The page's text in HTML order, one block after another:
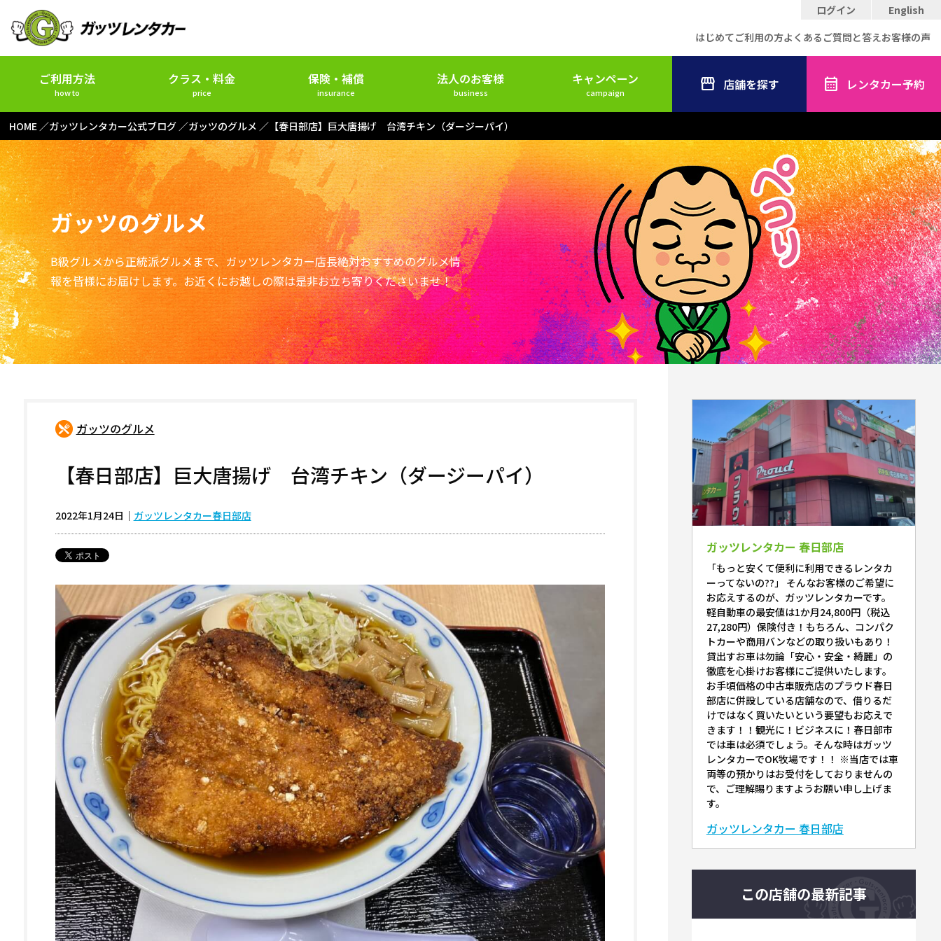
ログイン
English
はじめてご利用の方よくあるご質問と答えお客様の声
ご利用方法
how to
クラス・料金
price
保険・補償
insurance
法人のお客様
business
キャンペーン
campaign 店舗を探す レンタカー予約
HOME ガッツレンタカー公式ブログ ガッツのグルメ 【春日部店】巨大唐揚げ 台湾チキン（ダージーパイ）
ガッツのグルメ
B級グルメから正統派グルメまで、ガッツレンタカー店長絶対おすすめのグルメ情
報を皆様にお届けします。お近くにお越しの際は是非お立ち寄りくださいませ！
ガッツのグルメ
【春日部店】巨大唐揚げ 台湾チキン（ダージーパイ）
2022年1月24日 ｜ ガッツレンタカー春日部店
ガッツレンタカー 春日部店
「もっと安くて便利に利用できるレンタカ
ーってないの??」 そんなお客様のご希望に
お応えするのが、ガッツレンタカーです。
軽自動車の最安値は1か月24,800円（税込
27,280円）保険付き！もちろん、コンパク
トカーや商用バンなどの取り扱いもあり！
貸出すお車は勿論「安心・安全・綺麗」の
徹底を心掛けお客様にご提供いたします。
お手頃価格の中古車販売店のプラウド春日
部店に併設している店舗なので、借りるだ
けではなく買いたいという要望もお応えで
きます！！観光に！ビジネスに！春日部市
では車は必須でしょう。そんな時はガッツ
レンタカーでOK牧場です！！ ※当店では車
両等の預かりはお受付をしておりませんの
で、ご理解賜りますようお願い申し上げま
す。
ガッツレンタカー 春日部店
この店舗の最新記事